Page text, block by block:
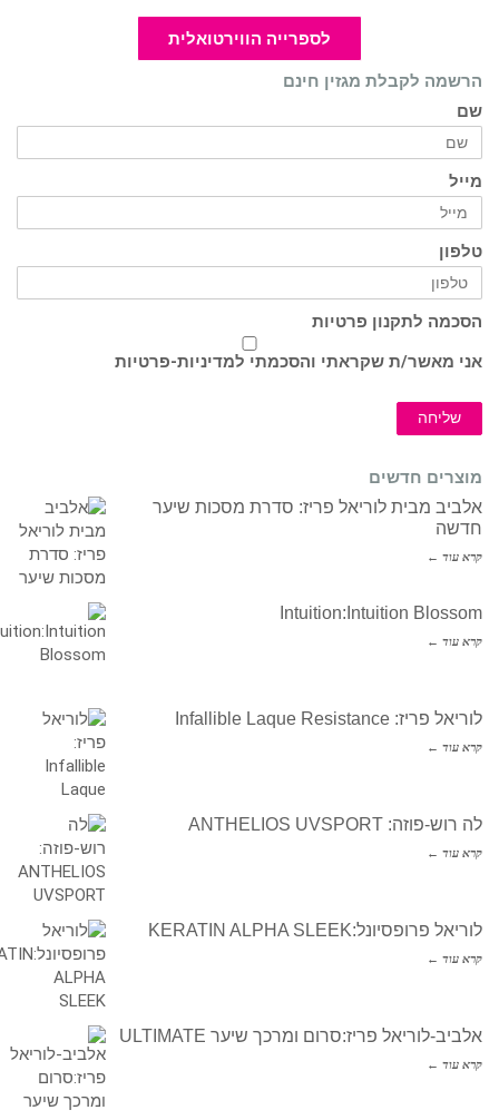
לספרייה הווירטואלית
הרשמה לקבלת מגזין חינם
שם
מייל
טלפון
הסכמה לתקנון פרטיות
אני מאשר/ת שקראתי והסכמתי למדיניות-פרטיות
שליחה
מוצרים חדשים
אלביב מבית לוריאל פריז: סדרת מסכות שיער
חדשה
קרא עוד ←
Intuition:Intuition Blossom
קרא עוד ←
לוריאל פריז: Infallible Laque Resistance
קרא עוד ←
לה רוש-פוזה: ANTHELIOS UVSPORT
קרא עוד ←
לוריאל פרופסיונל:KERATIN ALPHA SLEEK
קרא עוד ←
אלביב-לוריאל פריז:סרום ומרכך שיער ULTIMATE
קרא עוד ←